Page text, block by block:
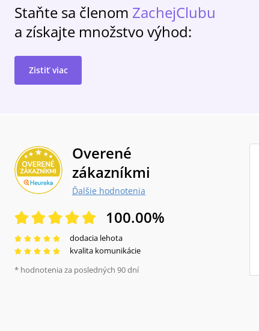
Staňte sa členom ZachejClubu
a získajte množstvo výhod:
Zistiť viac
Overené
zákazníkmi
Ďalšie hodnotenia
100.00%
dodacia lehota
kvalita komunikácie
* hodnotenia za posledných 90 dní